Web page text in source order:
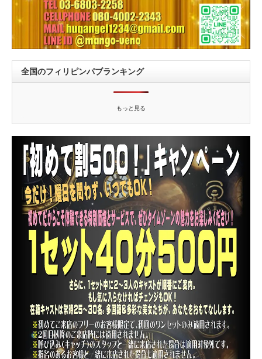
全国のフィリピンパブランキング
もっと見る